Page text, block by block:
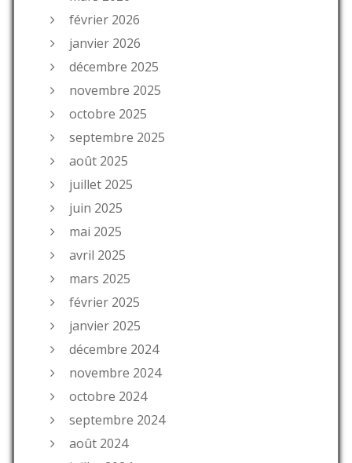
février 2026
janvier 2026
décembre 2025
novembre 2025
octobre 2025
septembre 2025
août 2025
juillet 2025
juin 2025
mai 2025
avril 2025
mars 2025
février 2025
janvier 2025
décembre 2024
novembre 2024
octobre 2024
septembre 2024
août 2024